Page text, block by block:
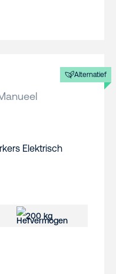
Alternatief
200 kg